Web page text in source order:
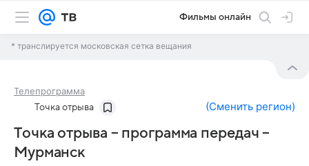
Фильмы онлайн
* транслируется московская сетка вещания
Телепрограмма
Точка отрыва (Сменить регион)
Точка отрыва – программа передач –
Мурманск